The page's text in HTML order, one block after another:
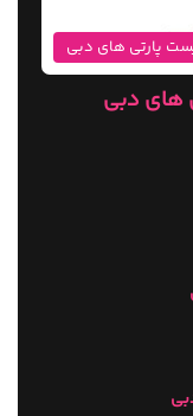
پارتی های دبی
های دبی